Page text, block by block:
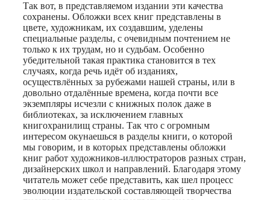
Так вот, в представляемом издании эти качества
сохранены. Обложки всех книг представлены в
цвете, художникам, их создавшим, уделены
специальные разделы, с очевидным почтением не
только к их трудам, но и судьбам. Особенно
убедительной такая практика становится в тех
случаях, когда речь идёт об изданиях,
осуществлённых за рубежами нашей страны, или в
довольно отдалённые времена, когда почти все
экземпляры исчезли с книжных полок даже в
библиотеках, за исключением главных
книгохранилищ страны. Так что с огромным
интересом окунаешься в разделы книги, о которой
мы говорим, и в которых представлены обложки
книг работ художников-иллюстраторов разных стран,
дизайнерских школ и направлений. Благодаря этому
читатель может себе представить, как шел процесс
эволюции издательской составляющей творчества